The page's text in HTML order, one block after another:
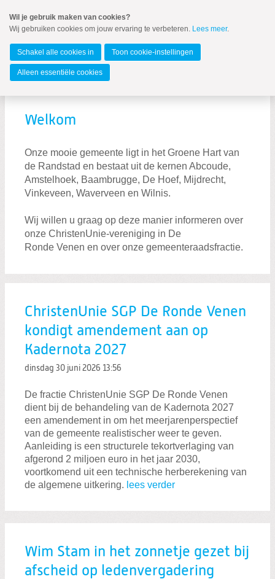
naar
Spring
de
inhoud
Spring
naar
De Ronde Venen
MENU
Zoeken:
Welkom
Onze mooie gemeente ligt in het Groene Hart van
de Randstad en bestaat uit de kernen Abcoude,
Amstelhoek, Baambrugge, De Hoef, Mijdrecht,
Vinkeveen, Waverveen en Wilnis.
Wij willen u graag op deze manier informeren over
onze ChristenUnie-vereniging in De
Ronde Venen en over onze gemeenteraadsfractie.
ChristenUnie SGP De Ronde Venen
kondigt amendement aan op
Kadernota 2027
dinsdag 30 juni 2026 13:56
De fractie ChristenUnie SGP De Ronde Venen
dient bij de behandeling van de Kadernota 2027
een amendement in om het meerjarenperspectief
van de gemeente realistischer weer te geven.
Aanleiding is een structurele tekortverlaging van
afgerond 2 miljoen euro in het jaar 2030,
voortkomend uit een technische herberekening van
de algemene uitkering. lees verder
Wim Stam in het zonnetje gezet bij
afscheid op ledenvergadering
Wil je gebruik maken van cookies?
Wij gebruiken cookies om jouw ervaring te verbeteren. Lees meer.
Schakel alle cookies in Toon cookie-instellingen
Alleen essentiële cookies